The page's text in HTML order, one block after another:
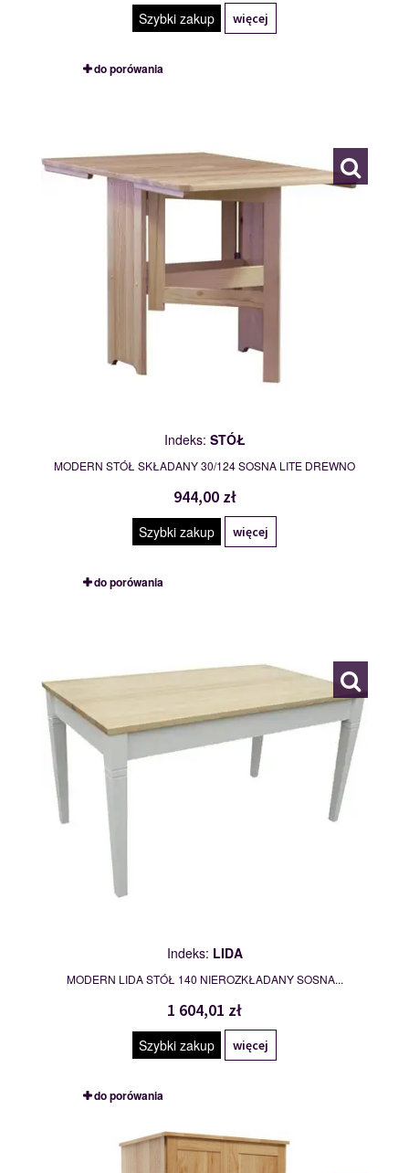
Szybki zakup więcej
do porówania
Indeks: STÓŁ
MODERN STÓŁ SKŁADANY 30/124 SOSNA LITE DREWNO
944,00 zł
Szybki zakup więcej
do porówania
Indeks: LIDA
MODERN LIDA STÓŁ 140 NIEROZKŁADANY SOSNA...
1 604,01 zł
Szybki zakup więcej
do porówania
109769